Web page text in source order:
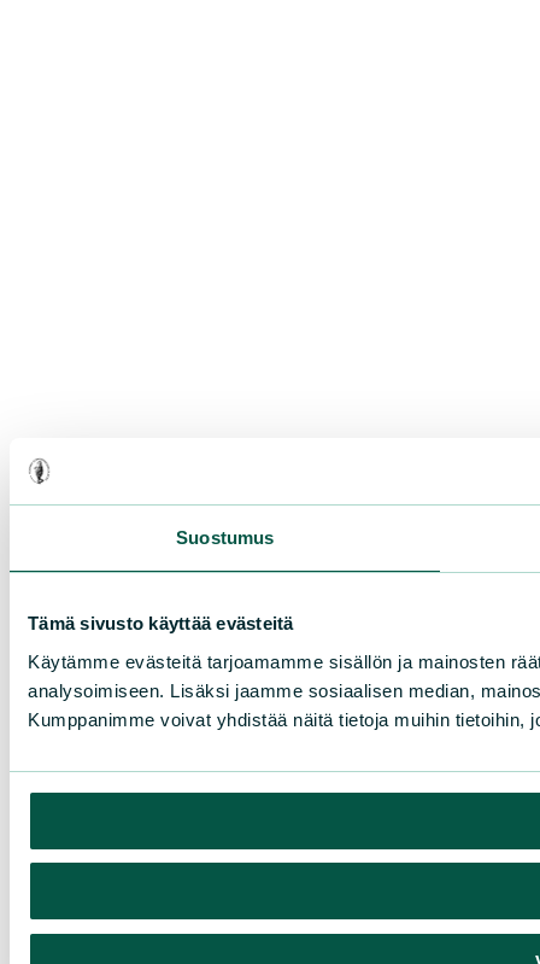
Suostumus
Tämä sivusto käyttää evästeitä
Käytämme evästeitä tarjoamamme sisällön ja mainosten
analysoimiseen. Lisäksi jaamme sosiaalisen median,
Kumppanimme voivat yhdistää näitä tietoja muihin tietoihin,